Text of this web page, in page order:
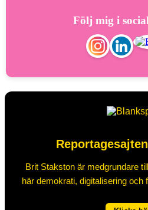
Följ mig i
Brit Stakston är medgrundare
här demokrati, digitalisering och